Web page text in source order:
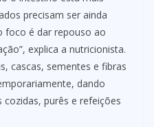
precisam ser ainda
foco é dar repouso ao
explica a nutricionista.
cascas, sementes e fibras
dando
purês e refeições